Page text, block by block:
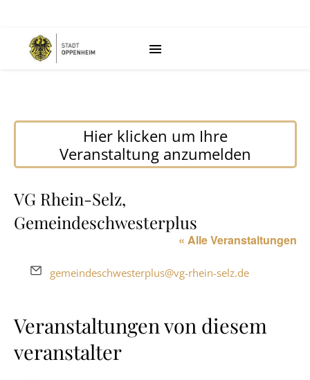
Hier klicken um Ihre
Veranstaltung anzumelden
VG Rhein-Selz,
Gemeindeschwesterplus
« Alle Veranstaltungen
Email
gemeindeschwesterplus@vg-rhein-selz.de
Veranstaltungen von diesem
veranstalter